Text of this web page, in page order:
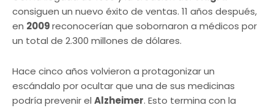
consiguen un nuevo éxito de ventas. 11 años después,
en 2009reconocerían que sobornaron a médicos por
un total de 2.300 millones de dólares.
Hace cinco años volvieron a protagonizar un
escándalo por ocultar que una de sus medicinas
podría prevenir el Alzheimer. Esto termina con la